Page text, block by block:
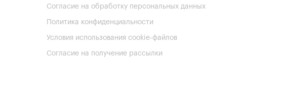
Согласие на обработку персональных данных
Политика конфиденциальности
Условия использования cookie-файлов
Согласие на получение рассылки